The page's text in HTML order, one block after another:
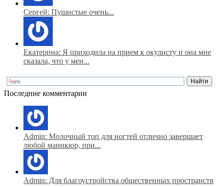
Сергей: Пушистые очень...
Екатерина: Я приходила на прием к окулисту и она мне
сказала, что у мен...
Последние комментарии
Admin: Молочный топ для ногтей отлично завершает
любой маникюр, при...
Admin: Для благоустройства общественных пространств